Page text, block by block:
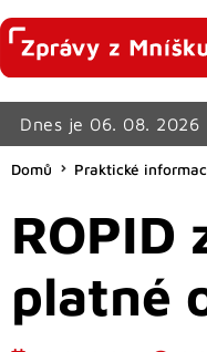
Dnes je 06. 08. 2026
Domů Praktické
platné